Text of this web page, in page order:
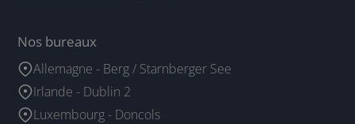
Nos bureaux
Allemagne - Berg / Starnberger See
Irlande - Dublin 2
Luxembourg - Doncols